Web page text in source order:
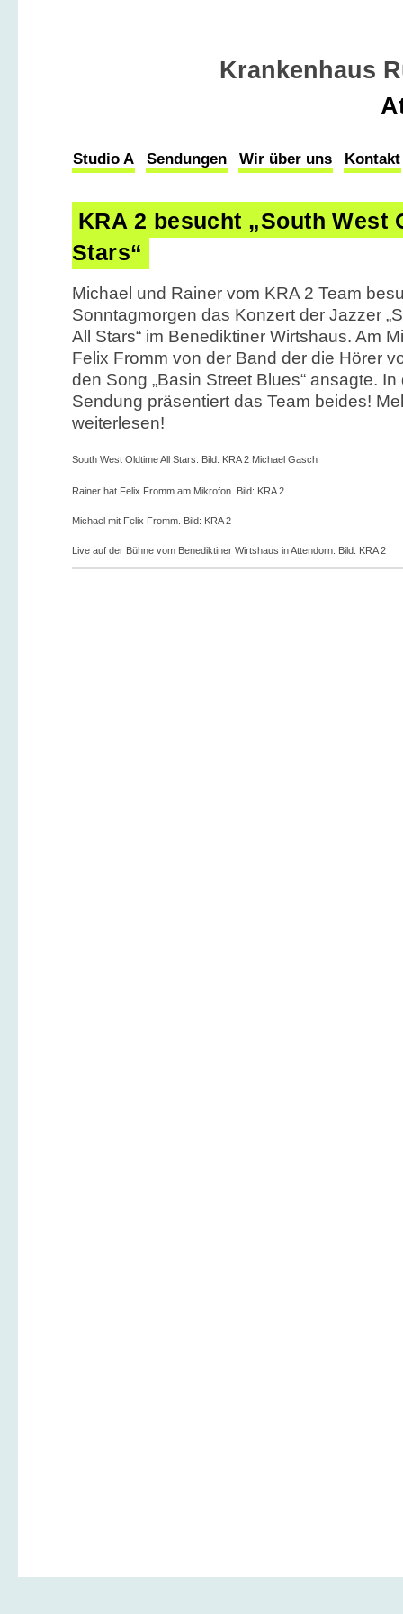
Krankenhaus
Studio A Sendungen Wir über uns Kontakt
KRA 2 besucht „South West
Stars“
Michael und Rainer vom KRA 2 Team
Sonntagmorgen das Konzert der Jazzer
All Stars“ im Benediktiner Wirtshaus. Am
Felix Fromm von der Band der die Hörer
den Song „Basin Street Blues“ ansagte.
Sendung präsentiert das Team beides!
weiterlesen!
South West Oldtime All Stars. Bild: KRA 2 Michael Gasch
Rainer hat Felix Fromm am Mikrofon. Bild: KRA 2
Michael mit Felix Fromm. Bild: KRA 2
Live auf der Bühne vom Benediktiner Wirtshaus in Attendorn. Bild: KRA 2